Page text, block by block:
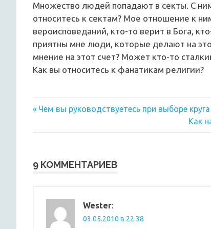
Множество людей попадают в секты. С
относитесь к сектам? Мое отношение к
вероисповеданий, кто-то верит в Бога,
приятны мне люди, которые делают на
мнение на этот счет? Может кто-то
Как вы относитесь к фанатикам религии?
Навигация
по
Предыдущая
Чем вы руководствуетесь при выборе
Как
9 КОММЕНТАРИЕВ
Wester:
03.05.2010 в 22:38